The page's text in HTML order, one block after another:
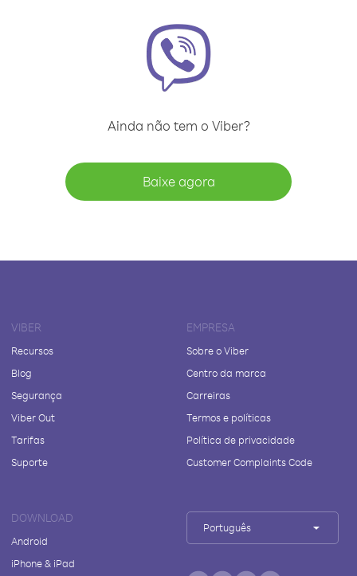
Ainda não tem o Viber?
Baixe agora
VIBER
Recursos
Blog
Segurança
Viber Out
Tarifas
Suporte
EMPRESA
Sobre o Viber
Centro da marca
Carreiras
Termos e políticas
Política de privacidade
Customer Complaints Code
DOWNLOAD
Android
iPhone & iPad
Português